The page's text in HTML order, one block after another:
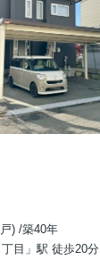
) /築40年
目」駅 徒歩20分